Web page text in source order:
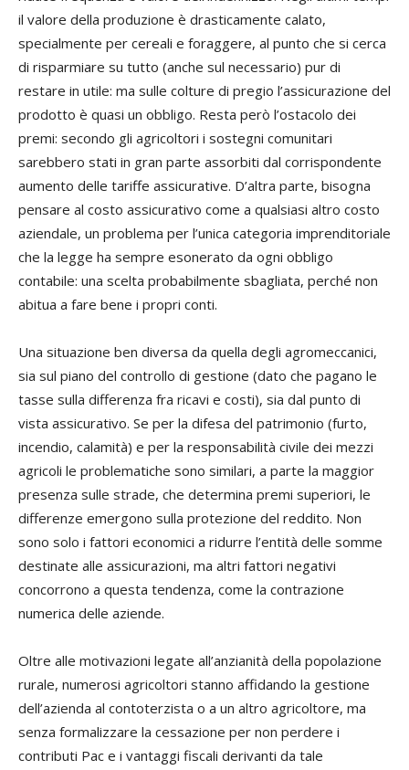
il valore della produzione è drasticamente calato,
specialmente per cereali e foraggere, al punto che si cerca
di risparmiare su tutto (anche sul necessario) pur di
restare in utile: ma sulle colture di pregio l’assicurazione del
prodotto è quasi un obbligo. Resta però l’ostacolo dei
premi: secondo gli agricoltori i sostegni comunitari
sarebbero stati in gran parte assorbiti dal corrispondente
aumento delle tariffe assicurative. D’altra parte, bisogna
pensare al costo assicurativo come a qualsiasi altro costo
aziendale, un problema per l’unica categoria imprenditoriale
che la legge ha sempre esonerato da ogni obbligo
contabile: una scelta probabilmente sbagliata, perché non
abitua a fare bene i propri conti.
Una situazione ben diversa da quella degli agromeccanici,
sia sul piano del controllo di gestione (dato che pagano le
tasse sulla differenza fra ricavi e costi), sia dal punto di
vista assicurativo. Se per la difesa del patrimonio (furto,
incendio, calamità) e per la responsabilità civile dei mezzi
agricoli le problematiche sono similari, a parte la maggior
presenza sulle strade, che determina premi superiori, le
differenze emergono sulla protezione del reddito. Non
sono solo i fattori economici a ridurre l’entità delle somme
destinate alle assicurazioni, ma altri fattori negativi
concorrono a questa tendenza, come la contrazione
numerica delle aziende.
Oltre alle motivazioni legate all’anzianità della popolazione
rurale, numerosi agricoltori stanno affidando la gestione
dell’azienda al contoterzista o a un altro agricoltore, ma
senza formalizzare la cessazione per non perdere i
contributi Pac e i vantaggi fiscali derivanti da tale